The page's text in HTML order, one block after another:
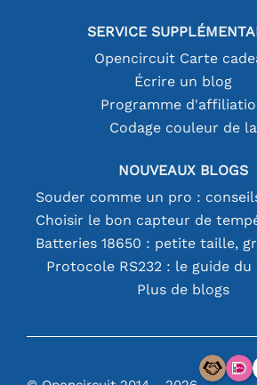
SERVICE
Opencircuit Carte
Écrire un blog
Programme
Codage couleur de la
NOUVEAUX BLOGS
Protocole RS232 : le guide
Plus de blogs